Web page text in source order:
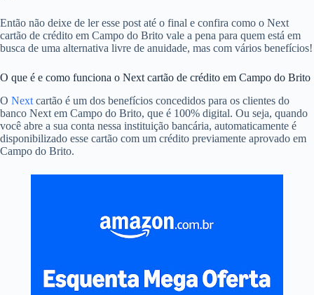
Então não deixe de ler esse post até o final e confira como o Next
cartão de crédito em Campo do Brito vale a pena para quem está em
busca de uma alternativa livre de anuidade, mas com vários benefícios!
O que é e como funciona o Next cartão de crédito em Campo do Brito
O Next cartão é um dos benefícios concedidos para os clientes do
banco Next em Campo do Brito, que é 100% digital. Ou seja, quando
você abre a sua conta nessa instituição bancária, automaticamente é
disponibilizado esse cartão com um crédito previamente aprovado em
Campo do Brito.